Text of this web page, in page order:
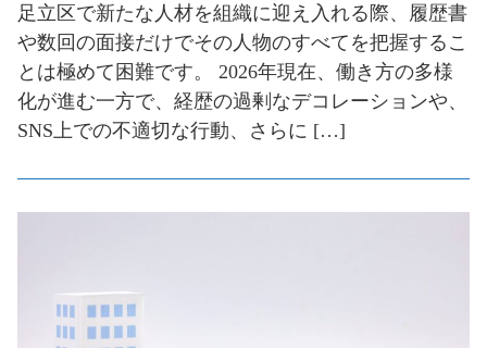
足立区で新たな人材を組織に迎え入れる際、履歴書
や数回の面接だけでその人物のすべてを把握するこ
とは極めて困難です。 2026年現在、働き方の多様
化が進む一方で、経歴の過剰なデコレーションや、
SNS上での不適切な行動、さらに […]